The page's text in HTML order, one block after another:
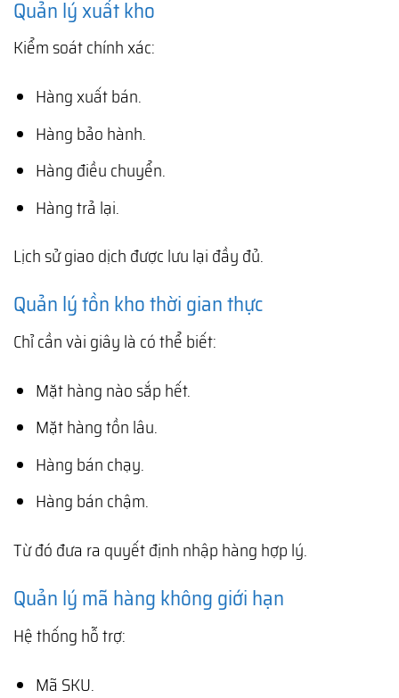
Quản lý xuất kho
Kiểm soát chính xác:
Hàng xuất bán.
Hàng bảo hành.
Hàng điều chuyển.
Hàng trả lại.
Lịch sử giao dịch được lưu lại đầy đủ.
Quản lý tồn kho thời gian thực
Chỉ cần vài giây là có thể biết:
Mặt hàng nào sắp hết.
Mặt hàng tồn lâu.
Hàng bán chạy.
Hàng bán chậm.
Từ đó đưa ra quyết định nhập hàng hợp lý.
Quản lý mã hàng không giới hạn
Hệ thống hỗ trợ:
Mã SKU.